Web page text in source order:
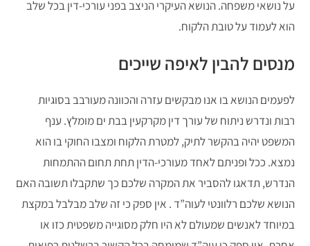
על נושאי משפחה. הנושא העיקרי הניצב בפני עורכי-דין בכל שלב
הוא לעמוד על טובת הלקוח.
מנסים להבין לאיפה שייכים
לפעמים הנושא בו אנו מבקשים עזרה והכוונה מעורבב בסוגיות
רבות ונדרש ניתוח של עורך דין מקרקעין בבת ים מומלץ. ענף
המשפט יהיה בהקשר לתיק, למטרת הלקוח ומצבו החוקי בו הוא
נמצא. ככל ופניתם לאחד מעורכי-הדין תחת תחום ההתמחות
הנדרש, תדאגו להסביר את המקרה שלכם כך שתקבלו תשובה האם
הנושא שלכם רלוונטי לעוה”ד . אין ספק כי זה שלב מבלבל במקצת
במיוחד לאנשים שמעולם לא היו חלק מסוגייה משפטית כזו או